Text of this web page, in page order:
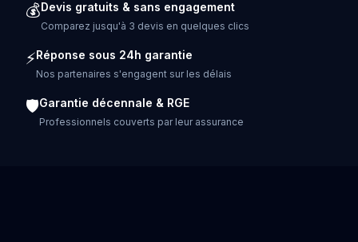
💰Devis gratuits & sans engagement
Comparez jusqu'à 3 devis en quelques clics
⚡Réponse sous 24h garantie
Nos partenaires s'engagent sur les délais
🛡️Garantie décennale & RGE
Professionnels couverts par leur assurance